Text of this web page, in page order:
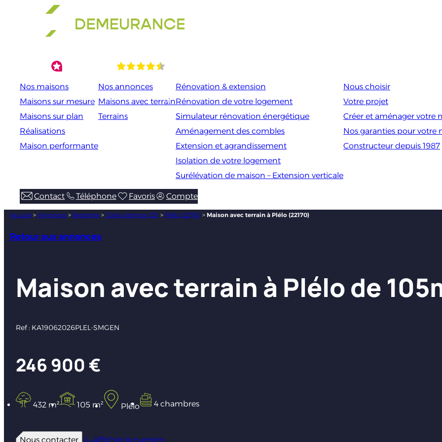
Nos maisons
Maisons sur mesure
Maisons sur plan
Réalisations
Maison performante
Nos annonces
Maisons avec terrain
Terrains
Rénovation & extension
Rénovation de votre logement
Simulateur rénovation énergétique
Aménagement des combles
Extension et agrandissement
Isolation de votre logement
Surélévation de maison – Extension verticale
Nous choisir
Votre projet
Créer et aménager votre
Nos garanties pour votre
Constructeur depuis 1987
Contact Téléphone Favoris Compte
Accueil > Annonces > Bretagne > Côtes-d’Armor (22) > Plélo (22170) > Maison avec terrain à Plélo (22170)
Retour aux annonces
Maison avec terrain à Plélo de
Ref : KA19062026PLEL-SMGEN
246 900 €
432 m² 105 m² Plélo 4 chambres
Nous contacter Afficher le numéro